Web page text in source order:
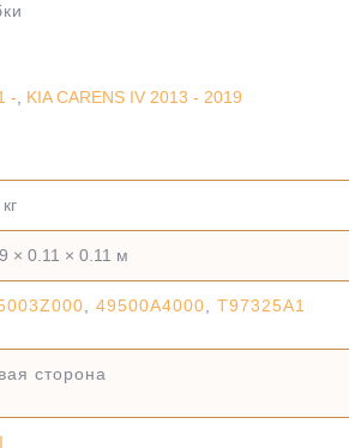
- KIA CARENS IV 2013 - 2019
× 0.11 × 0.11 м
49500A4000 T97325A1
сторона